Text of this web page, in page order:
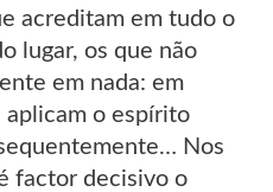
acreditam em tudo o
lugar, os que não
em nada: em
aplicam o espírito
Nos
factor decisivo o